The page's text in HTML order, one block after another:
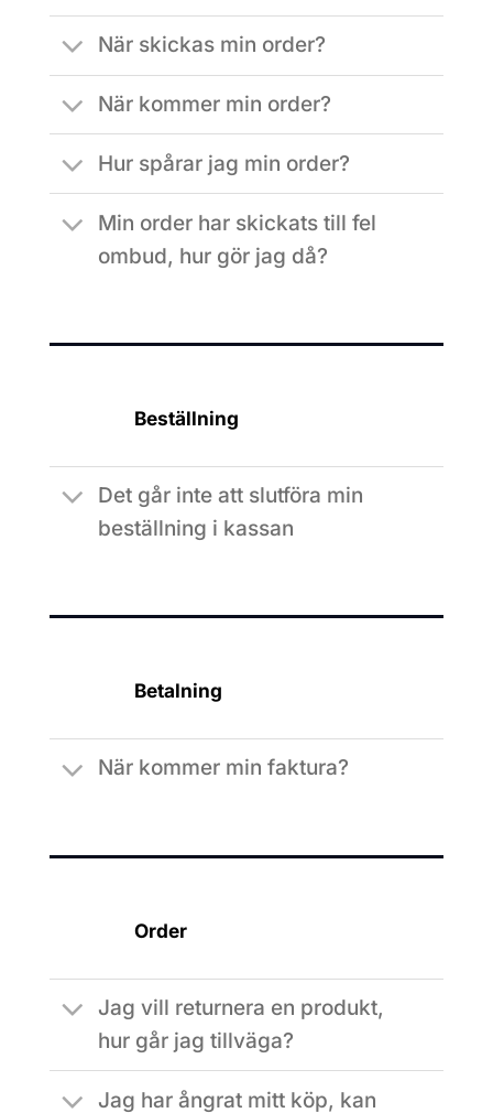
När skickas min order?
När kommer min order?
Hur spårar jag min order?
Min order har skickats till fel
ombud, hur gör jag då?
Beställning
Det går inte att slutföra min
beställning i kassan
Betalning
När kommer min faktura?
Order
Jag vill returnera en produkt,
hur går jag tillväga?
Jag har ångrat mitt köp, kan